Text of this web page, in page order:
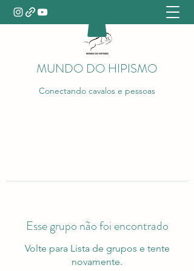
MUNDO DO HIPISMO
Conectando cavalos e pessoas
Esse grupo não foi encontrado
Volte para Lista de grupos e tente
novamente.